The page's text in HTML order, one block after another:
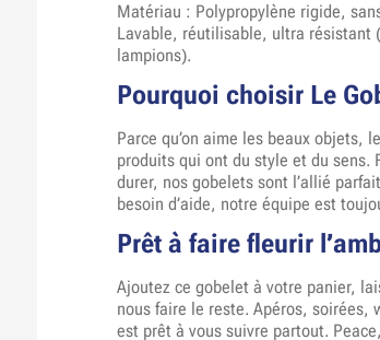
Matériau : Polypropylène rigide,
Lavable, réutilisable, ultra résistant
lampions).
Pourquoi choisir Le
Parce qu’on aime les beaux objets,
produits qui ont du style et du sens.
durer, nos gobelets sont l’allié
besoin d’aide, notre équipe est
Prêt à faire fleurir
Ajoutez ce gobelet à votre panier,
nous faire le reste. Apéros,
est prêt à vous suivre partout.